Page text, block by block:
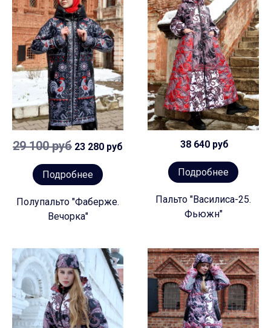
29 100 руб 23 280 руб
Подробнее
Полупальто "Фаберже.
Вечорка"
38 640 руб
Подробнее
Пальто "Василиса-25.
Фьюжн"